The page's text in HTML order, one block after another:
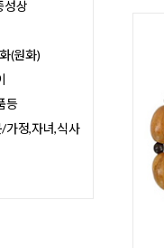
성상
(원화)
등
가정,자녀,식사